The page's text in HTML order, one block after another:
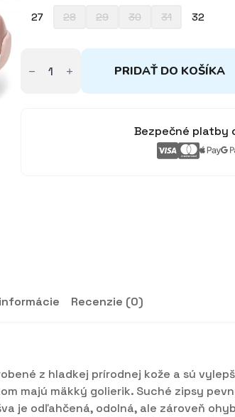
27 28 29 30 31 32
Topánky
PROTETIKA PRIDAŤ DO KOŠÍKA
Bezpečné platby
Recenzie (0)
z hladkej prírodnej kože a sú
majú mäkký golierik. Suché zipsy
je odľahčená, odolná, ale zároveň